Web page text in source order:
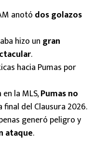
anotó dos golazos
hizo un gran
.
hacia Pumas por
la MLS,Pumas no
final del Clausura 2026.
generó peligro y
ataque.